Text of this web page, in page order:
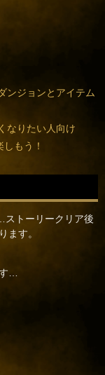
ンジョンとアイテム
なりたい人向け
もう！
ストーリークリア後
ます。
…